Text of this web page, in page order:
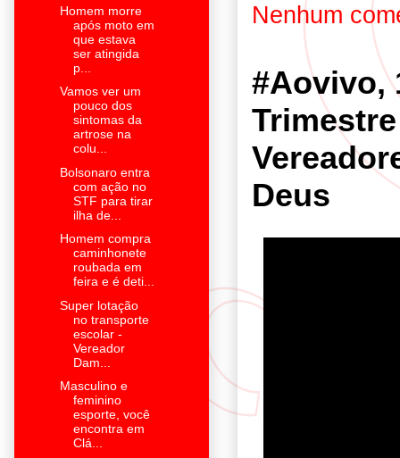
Nenhum
#Aovivo,
Deus
Homem morre
após moto em
que estava
ser atingida
p...
Vamos ver um
pouco dos
sintomas da
artrose na
colu...
Bolsonaro entra
com ação no
STF para tirar
ilha de...
Homem compra
caminhonete
roubada em
feira e é deti...
Super lotação
no transporte
escolar -
Vereador
Dam...
Masculino e
feminino
esporte, você
encontra em
Clá...